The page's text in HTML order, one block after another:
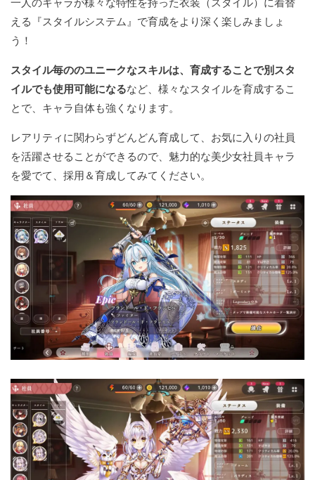
える『スタイルシステム』で育成をより深く楽しみましょ
う！
スタイル毎ののユニークなスキルは、育成することで別スタ
イルでも使用可能になるなど、様々なスタイルを育成するこ
とで、キャラ自体も強くなります。
レアリティに関わらずどんどん育成して、お気に入りの社員
を活躍させることができるので、魅力的な美少女社員キャラ
を愛でて、採用＆育成してみてください。